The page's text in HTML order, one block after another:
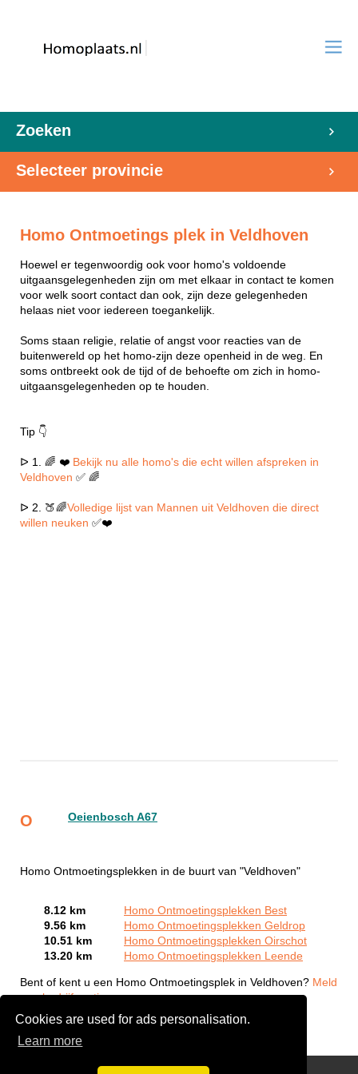
Cookies are used for ads personalisation.
Learn more
Zoeken
Selecteer provincie
Homo Ontmoetings plek in Veldhoven
Hoewel er tegenwoordig ook voor homo's voldoende
uitgaansgelegenheden zijn om met elkaar in contact te komen
voor welk soort contact dan ook, zijn deze gelegenheden
helaas niet voor iedereen toegankelijk.
Soms staan religie, relatie of angst voor reacties van de
buitenwereld op het homo-zijn deze openheid in de weg. En
soms ontbreekt ook de tijd of de behoefte om zich in homo-
uitgaansgelegenheden op te houden.
Tip 👇
ᐅ 1. 🌈 ❤️ Bekijk nu alle homo's die echt willen afspreken in
Veldhoven ✅ 🌈
ᐅ 2. 🍑🌈Volledige lijst van Mannen uit Veldhoven die direct
willen neuken ✅❤️
O Oeienbosch A67
Homo Ontmoetingsplekken in de buurt van "Veldhoven"
8.12 km
Homo Ontmoetingsplekken Best
9.56 km
Homo Ontmoetingsplekken Geldrop
10.51 km
Homo Ontmoetingsplekken Oirschot
13.20 km
Homo Ontmoetingsplekken Leende
Bent of kent u een Homo Ontmoetingsplek in Veldhoven? Meld
een bedrijf gratis aan